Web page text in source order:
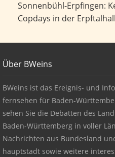
Kein gewöhnliches
Sonnenbühl-Erpfingen:
Copdays in der
About BWeins
Über BWeins
BWeins ist das Ereignis- und
fernsehen für Baden-
sehen Sie die Debatten des
Baden-Württemberg in voller
Nachrichten aus Bundesland
hauptstadt sowie weitere